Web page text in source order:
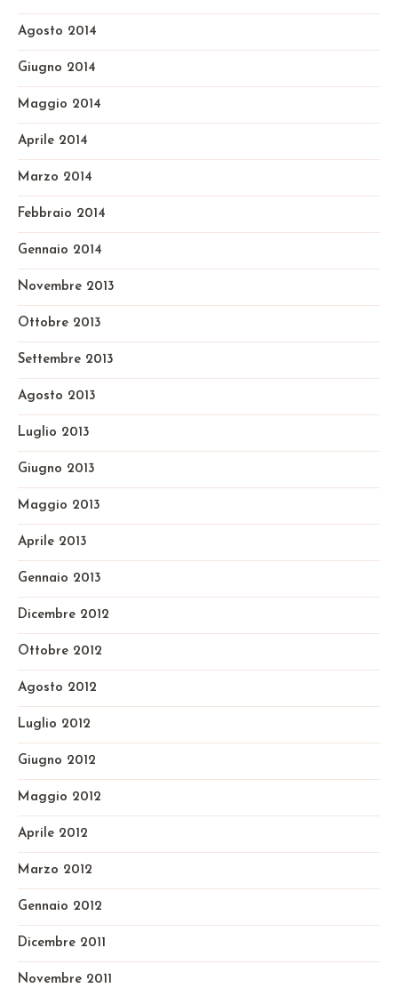
Agosto 2014
Giugno 2014
Maggio 2014
Aprile 2014
Marzo 2014
Febbraio 2014
Gennaio 2014
Novembre 2013
Ottobre 2013
Settembre 2013
Agosto 2013
Luglio 2013
Giugno 2013
Maggio 2013
Aprile 2013
Gennaio 2013
Dicembre 2012
Ottobre 2012
Agosto 2012
Luglio 2012
Giugno 2012
Maggio 2012
Aprile 2012
Marzo 2012
Gennaio 2012
Dicembre 2011
Novembre 2011